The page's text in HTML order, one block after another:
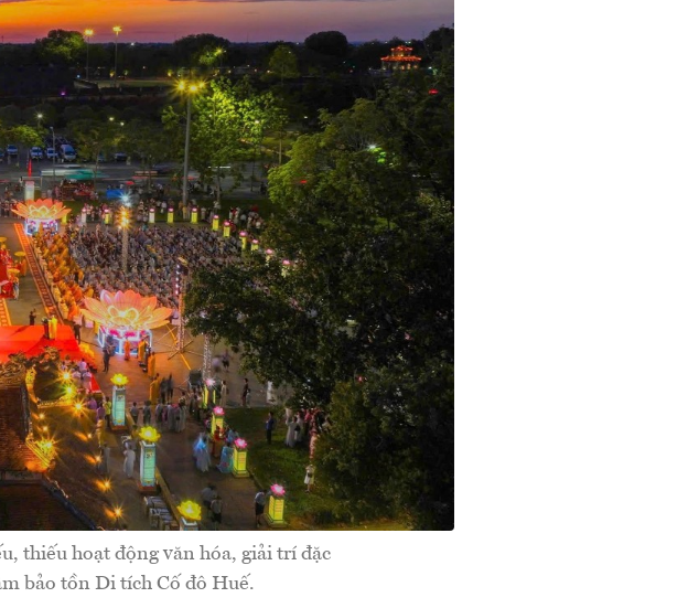
thiếu hoạt động văn hóa, giải trí đặc
bảo tồn Di tích Cố đô Huế.